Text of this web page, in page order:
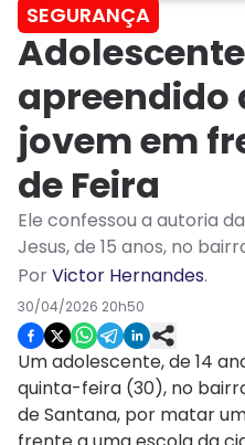
SEGURANÇA
apreendido
jovem em
de Feira
Ele confessou a autoria
Jesus, de 15 anos, no
PorVictor Hernandes.
30/04/2026 20h50
Um adolescente, de 14
quinta-feira (30), no
de Santana, por matar